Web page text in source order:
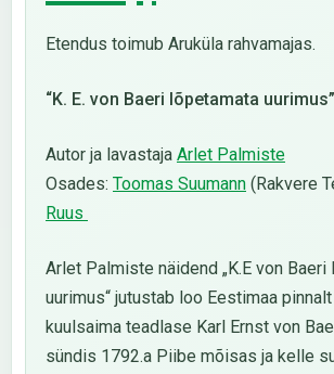
Etendus toimub Aruküla rahvamajas.
“K. E. von Baeri lõpetamata
Autor ja lavastaja Arlet Palmiste
Osades: Toomas Suumann (Rakvere
Ruus
Arlet Palmiste näidend „K.E von Baeri
uurimus“ jutustab loo Eestimaa
kuulsaima teadlase Karl Ernst von
sündis 1792.a Piibe mõisas ja kelle